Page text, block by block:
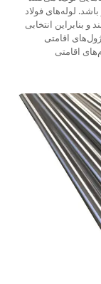
لوله‌های فولاد
بنابراین انتخابی
اقامتی
اقامتی